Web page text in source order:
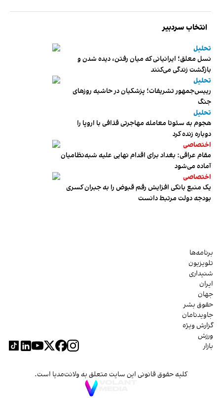
انتخاب سردبیر
تحلیل
نسل معلق؛ ایرانیانی که میان رفتن، دیده شدن و
بازگشت زندگی می‌کنند
تحلیل
رییس‌جمهور تشریفات؛ پزشکیان در حاشیه روزهای
جنگ
تحلیل
هجوم به سئوتا معامله مهاجرتی قذافی با اروپا را
دوباره زنده کرد
اختصاصی
مقام عراقی: بغداد برای اقدام نهایی علیه شبه‌نظامیان
آماده می‌شود
اختصاصی
یک منبع بانکی افزایش رقم قبوض را به جبران کسری
بودجه دولت مرتبط دانست
برنامه‌ها
تلویزیون
شنیداری
ایران
جهان
حقوق بشر
جاویدنامان
گزارش ویژه
ورزش
بازار
کلیه حقوق قانونی این سایت متعلق به ولانت‌مدیا است.